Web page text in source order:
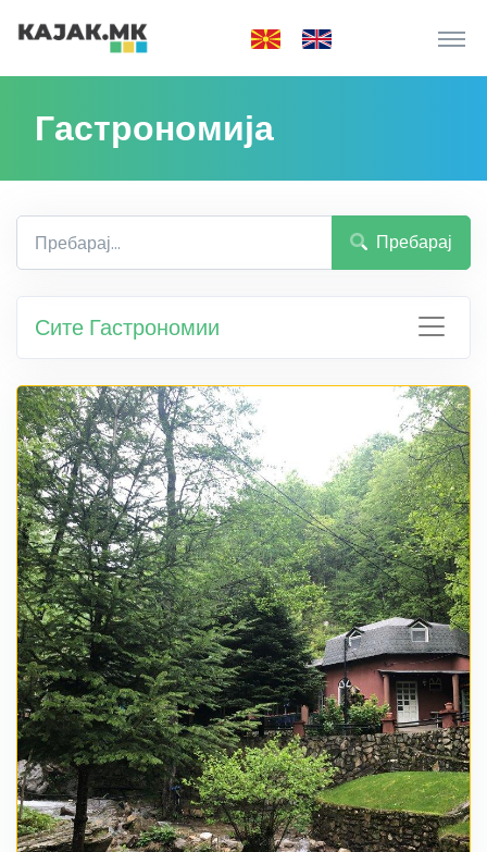
Гастрономија
Пребарај
Сите Гастрономии